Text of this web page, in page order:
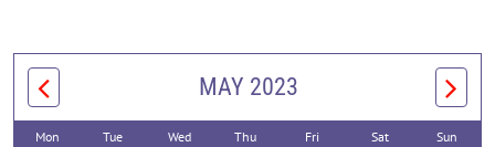
MAY 2023
Mon Tue Wed Thu Fri Sat Sun